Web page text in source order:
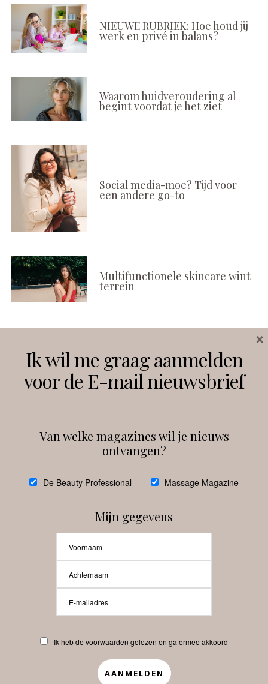
NIEUWE RUBRIEK: Hoe houd jij
werk en privé in balans?
Waarom huidveroudering al
begint voordat je het ziet
Social media-moe? Tijd voor
een andere go-to
Multifunctionele skincare wint
terrein
Instagram Facebook
debeautyprofessional
Beauty-Pro.nl
Abonneren Contact
APP
Ik wil me graag aanmelden
voor de E-mail nieuwsbrief
Van welke magazines wil je nieuws
ontvangen?
De Beauty Professional Massage Magazine
Mijn gegevens
Ik heb de voorwaarden gelezen en ga ermee akkoord
×